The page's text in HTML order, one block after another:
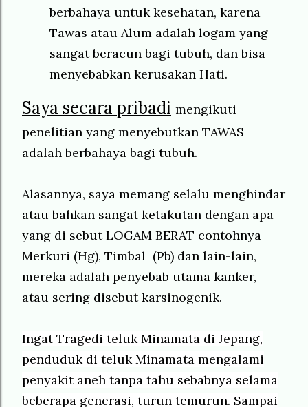
berbahaya untuk kesehatan, karena
Tawas atau Alum adalah logam yang
sangat beracun bagi tubuh, dan bisa
menyebabkan kerusakan Hati.
Saya secara pribadi mengikuti
penelitian yang menyebutkan TAWAS
adalah berbahaya bagi tubuh.
Alasannya, saya memang selalu menghindar
atau bahkan sangat ketakutan dengan apa
yang di sebut LOGAM BERAT contohnya
Merkuri (Hg), Timbal (Pb) dan lain-lain,
mereka adalah penyebab utama kanker,
atau sering disebut karsinogenik.
Ingat Tragedi teluk Minamata di Jepang,
penduduk di teluk Minamata mengalami
penyakit aneh tanpa tahu sebabnya selama
beberapa generasi, turun temurun. Sampai